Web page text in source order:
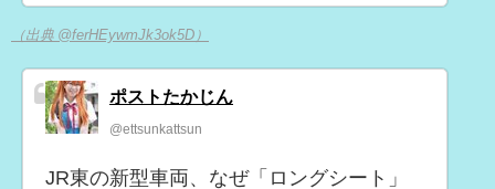
（出典 @ferHEywmJk3ok5D）
ポストたかじん
@ettsunkattsun
JR東の新型車両、なぜ「ロングシート」